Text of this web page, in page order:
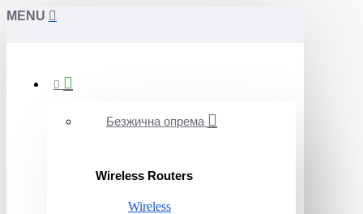
MENU
Безжична опрема
Wireless Routers
Wireless